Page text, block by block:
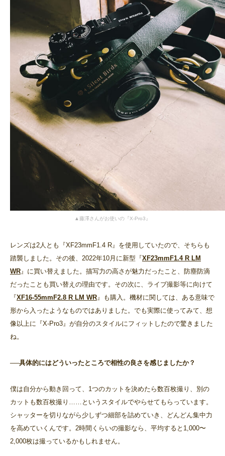
▲藤澤さんがお使いの『X-Pro3』
レンズは2人とも『XF23mmF1.4 R』を使用していたので、そちらも
踏襲しました。その後、2022年10月に新型『XF23mmF1.4 R LM
WR 』に買い替えました。描写力の高さが魅力だったこと、防塵防滴
だったことも買い替えの理由です。その次に、ライブ撮影等に向けて
『XF16-55mmF2.8 R LM WR 』も購入。機材に関しては、ある意味で
形から入ったようなものではありました。でも実際に使ってみて、想
像以上に『X-Pro3』が自分のスタイルにフィットしたので驚きました
ね。
──具体的にはどういったところで相性の良さを感じましたか？
僕は自分から動き回って、1つのカットを決めたら数百枚撮り、別の
カットも数百枚撮り……というスタイルでやらせてもらっています。
シャッターを切りながら少しずつ細部を詰めていき、どんどん集中力
を高めていくんです。2時間くらいの撮影なら、平均すると1,000〜
2,000枚は撮っているかもしれません。